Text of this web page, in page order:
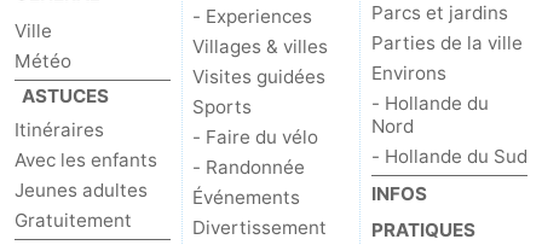
Ville
Météo
ASTUCES
Itinéraires
Avec les enfants
Jeunes adultes
Gratuitement
- Experiences
Villages & villes
Visites guidées
Sports
- Faire du vélo
- Randonnée
Événements
Divertissement
Parcs et jardins
Parties de la ville
Environs
- Hollande du
Nord
- Hollande du Sud
INFOS
PRATIQUES